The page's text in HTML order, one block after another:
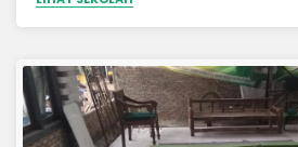
setingkat SDMengikuti tes seleksi
Qur’anWawancara calon santri dan